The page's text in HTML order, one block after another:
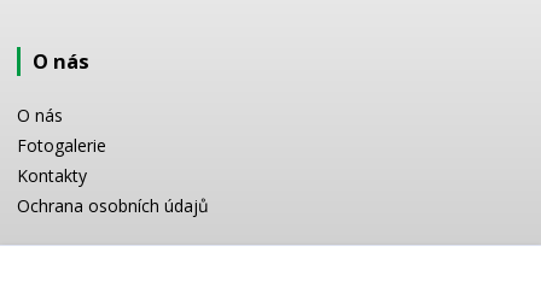
O nás
O nás
Fotogalerie
Kontakty
Ochrana osobních údajů